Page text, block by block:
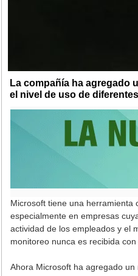
La compañía ha agregado
el nivel de uso de
Microsoft tiene una herramienta
especialmente en empresas
actividad de los empleados y el
monitoreo nunca es recibida
Ahora Microsoft ha agregado